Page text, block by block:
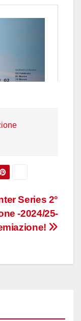
Series 2°
-2024/25-